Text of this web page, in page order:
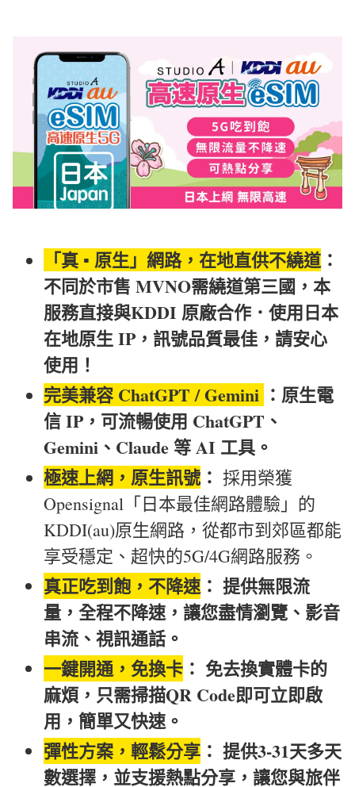
「真 ▪︎ 原生」網路，在地直供不繞道：
不同於市售 MVNO需繞道第三國，本
服務直接與KDDI 原廠合作．使用日本
在地原生 IP，訊號品質最佳，請安心
使用！
完美兼容 ChatGPT / Gemini ：原生電
信 IP，可流暢使用 ChatGPT、
Gemini、Claude 等 AI 工具。
極速上網，原生訊號： 採用榮獲
Opensignal「日本最佳網路體驗」的
KDDI(au)原生網路，從都市到郊區都能
享受穩定、超快的5G/4G網路服務。
真正吃到飽，不降速： 提供無限流
量，全程不降速，讓您盡情瀏覽、影音
串流、視訊通話。
一鍵開通，免換卡 ： 免去換實體卡的
麻煩，只需掃描QR Code即可立即啟
用，簡單又快速。
彈性方案，輕鬆分享 ： 提供3-31天多天
數選擇，並支援熱點分享，讓您與旅伴